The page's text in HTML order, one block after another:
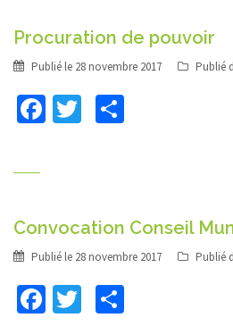
Procuration de pouvoir
Publié le 28 novembre 2017 Publié
Facebook
Twitter
Convocation Conseil
Publié le 28 novembre 2017 Publié
Facebook
Twitter